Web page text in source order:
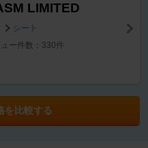
LIMITED
シート
ー件数：330件
を比較する